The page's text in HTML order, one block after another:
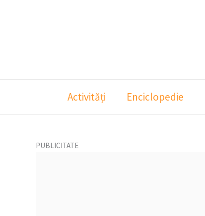
Activități Enciclopedie
PUBLICITATE